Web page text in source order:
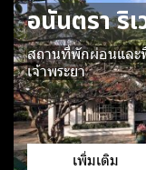
อนันตรา ริเ
สถานที่พักผ่อนและ
เจ้าพระยา
เพิ่มเติม